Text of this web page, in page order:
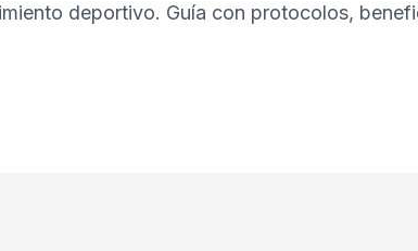
deportivo. Guía con protocolos,